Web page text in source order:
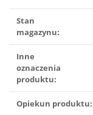
Stan
magazynu:
Inne
oznaczenia
produktu:
Opiekun produktu: